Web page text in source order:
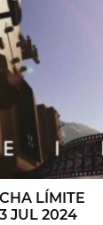
LÍMITE
JUL 2024